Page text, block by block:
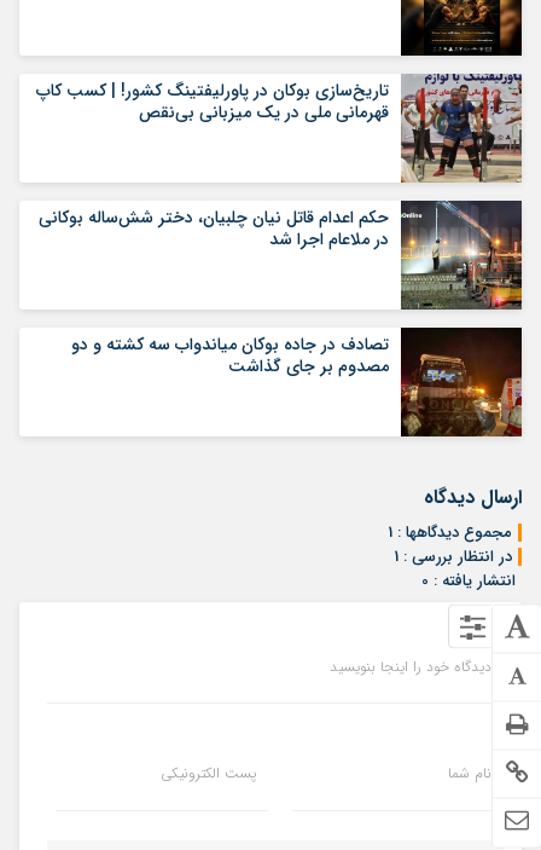
تاریخ‌سازی بوکان در پاورلیفتینگ کشور! | کسب کاپ
قهرمانی ملی در یک میزبانی بی‌نقص
حکم اعدام قاتل نیان چلبیان، دختر شش‌ساله بوکانی
در ملاعام اجرا شد
تصادف در جاده بوکان میاندواب سه کشته و دو
مصدوم بر جای گذاشت
ارسال دیدگاه
مجموع دیدگاهها : 1
در انتظار بررسی : 1
انتشار یافته : 0
دیدگاه خود را اینجا بنویسید
نام شما پست الکترونیکی